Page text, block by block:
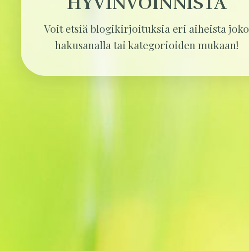
Voit etsiä blogikirjoituksia eri aiheista joko
hakusanalla tai kategorioiden mukaan!